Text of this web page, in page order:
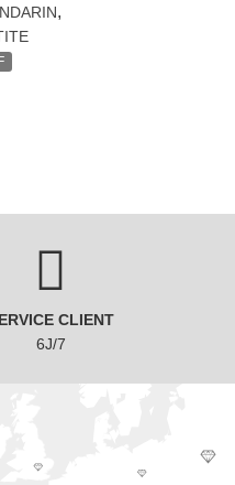
,
CLIENT
6J/7